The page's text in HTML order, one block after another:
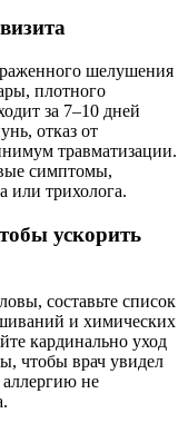
шелушения
плотного
за 7–10 дней
отказ от
травматизации.
симптомы,
или трихолога.
ускорить
составьте список
и химических
кардинально уход
чтобы врач увидел
не